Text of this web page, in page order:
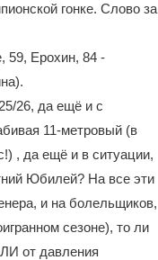
гонке. Слово за
59, Ерохин, 84 -
26, да ещё и с
11-метровый (в
, да ещё и в ситуации,
Юбилей? На все эти
и на болельщиков,
сезоне), то ли
от давления